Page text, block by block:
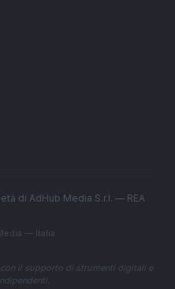
di AdHub Media S.r.l. — REA
— Italia
il supporto di strumenti digitali e